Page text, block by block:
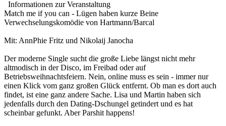
Informationen zur Veranstaltung
Match me if you can - Lügen haben kurze Beine
Verwechselungskomödie von Hartmann/Barcal
Mit: AnnPhie Fritz und Nikolaij Janocha
Der moderne Single sucht die große Liebe längst nicht mehr
altmodisch in der Disco, im Freibad oder auf
Betriebsweihnachtsfeiern. Nein, online muss es sein - immer nur
einen Klick vom ganz großen Glück entfernt. Ob man es dort auch
findet, ist eine ganz andere Sache. Lisa und Martin haben sich
jedenfalls durch den Dating-Dschungel getindert und es hat
scheinbar gefunkt. Aber Parshit happens!